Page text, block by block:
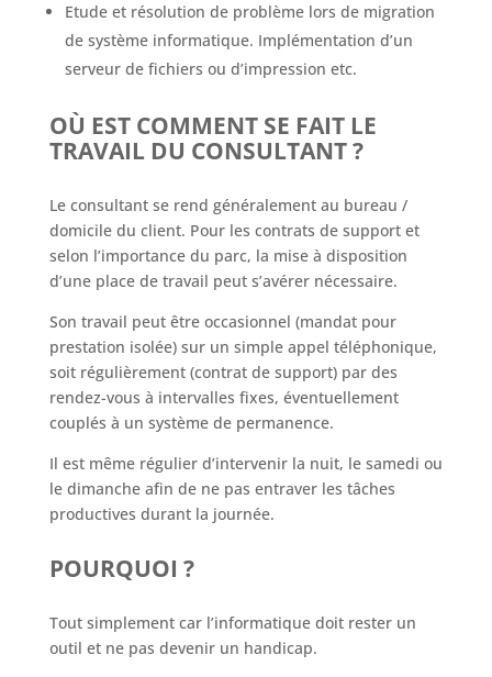
Etude et résolution de problème lors de migration
de système informatique. Implémentation d’un
serveur de fichiers ou d’impression etc.
OÙ EST COMMENT SE FAIT LE
TRAVAIL DU CONSULTANT ?
Le consultant se rend généralement au bureau /
domicile du client. Pour les contrats de support et
selon l’importance du parc, la mise à disposition
d’une place de travail peut s’avérer nécessaire.
Son travail peut être occasionnel (mandat pour
prestation isolée) sur un simple appel téléphonique,
soit régulièrement (contrat de support) par des
rendez-vous à intervalles fixes, éventuellement
couplés à un système de permanence.
Il est même régulier d’intervenir la nuit, le samedi ou
le dimanche afin de ne pas entraver les tâches
productives durant la journée.
POURQUOI ?
Tout simplement car l’informatique doit rester un
outil et ne pas devenir un handicap.